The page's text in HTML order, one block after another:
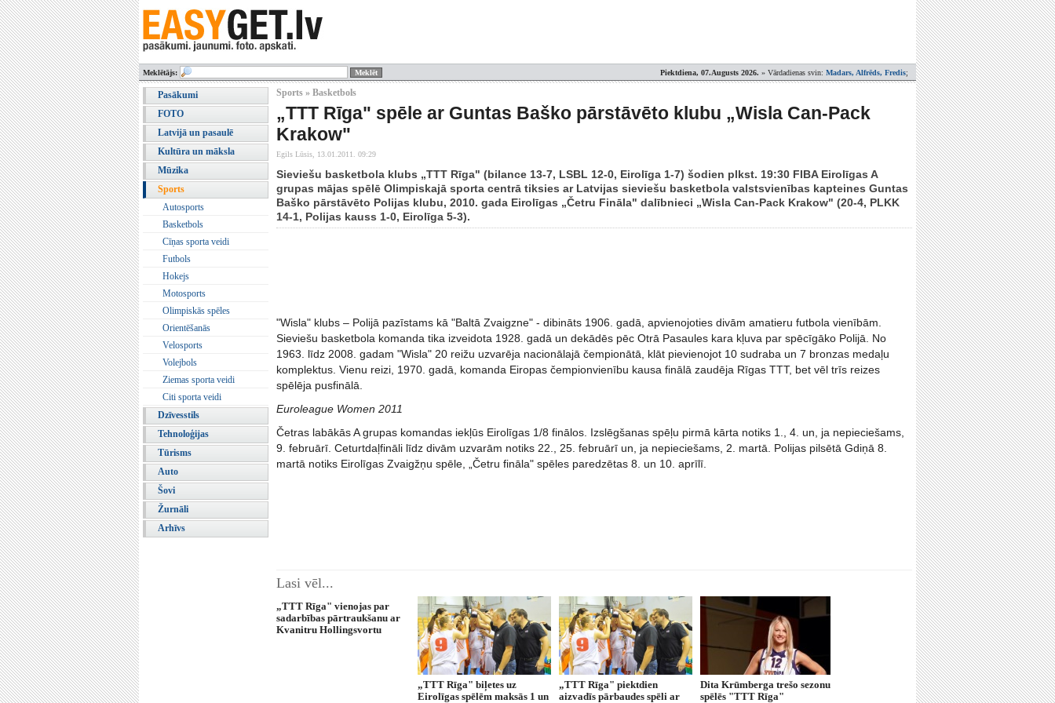
Piektdiena, 07.Augusts 2026. » Vārdadienas svin: Madars, Alfrēds, Fredis;
Meklētājs:
Pasākumi
FOTO
Latvijā un pasaulē
Kultūra un māksla
Mūzika
Sports
Autosports
Basketbols
Cīņas sporta veidi
Futbols
Hokejs
Motosports
Olimpiskās spēles
Orientēšanās
Velosports
Volejbols
Ziemas sporta veidi
Citi sporta veidi
Dzīvesstils
Tehnoloģijas
Tūrisms
Auto
Šovi
Žurnāli
Arhīvs
Sports » Basketbols
„TTT Rīga" spēle ar Guntas Baško pārstāvēto klubu „Wisla Can-Pack
Krakow"
Egils Lūsis, 13.01.2011. 09:29
Sieviešu basketbola klubs „TTT Rīga" (bilance 13-7, LSBL 12-0, Eirolīga 1-7) šodien plkst. 19:30 FIBA Eirolīgas A
grupas mājas spēlē Olimpiskajā sporta centrā tiksies ar Latvijas sieviešu basketbola valstsvienības kapteines Guntas
Baško pārstāvēto Polijas klubu, 2010. gada Eirolīgas „Četru Fināla" dalībnieci „Wisla Can-Pack Krakow" (20-4, PLKK
14-1, Polijas kauss 1-0, Eirolīga 5-3).
"Wisla" klubs – Polijā pazīstams kā "Baltā Zvaigzne" - dibināts 1906. gadā, apvienojoties divām amatieru futbola vienībām.
Sieviešu basketbola komanda tika izveidota 1928. gadā un dekādēs pēc Otrā Pasaules kara kļuva par spēcīgāko Polijā. No
1963. līdz 2008. gadam "Wisla" 20 reižu uzvarēja nacionālajā čempionātā, klāt pievienojot 10 sudraba un 7 bronzas medaļu
komplektus. Vienu reizi, 1970. gadā, komanda Eiropas čempionvienību kausa finālā zaudēja Rīgas TTT, bet vēl trīs reizes
spēlēja pusfinālā.
Euroleague Women 2011
Četras labākās A grupas komandas iekļūs Eirolīgas 1/8 finālos. Izslēgšanas spēļu pirmā kārta notiks 1., 4. un, ja nepieciešams,
9. februārī. Ceturtdaļfināli līdz divām uzvarām notiks 22., 25. februārī un, ja nepieciešams, 2. martā. Polijas pilsētā Gdiņā 8.
martā notiks Eirolīgas Zvaigžņu spēle, „Četru fināla" spēles paredzētas 8. un 10. aprīlī.
Lasi vēl...
„TTT Rīga" vienojas par
sadarbības pārtraukšanu ar
Kvanitru Hollingsvortu
„TTT Rīga" biļetes uz
Eirolīgas spēlēm maksās 1 un
„TTT Rīga" piektdien
aizvadīs pārbaudes spēli ar
Dita Krūmberga trešo sezonu
spēlēs "TTT Rīga"